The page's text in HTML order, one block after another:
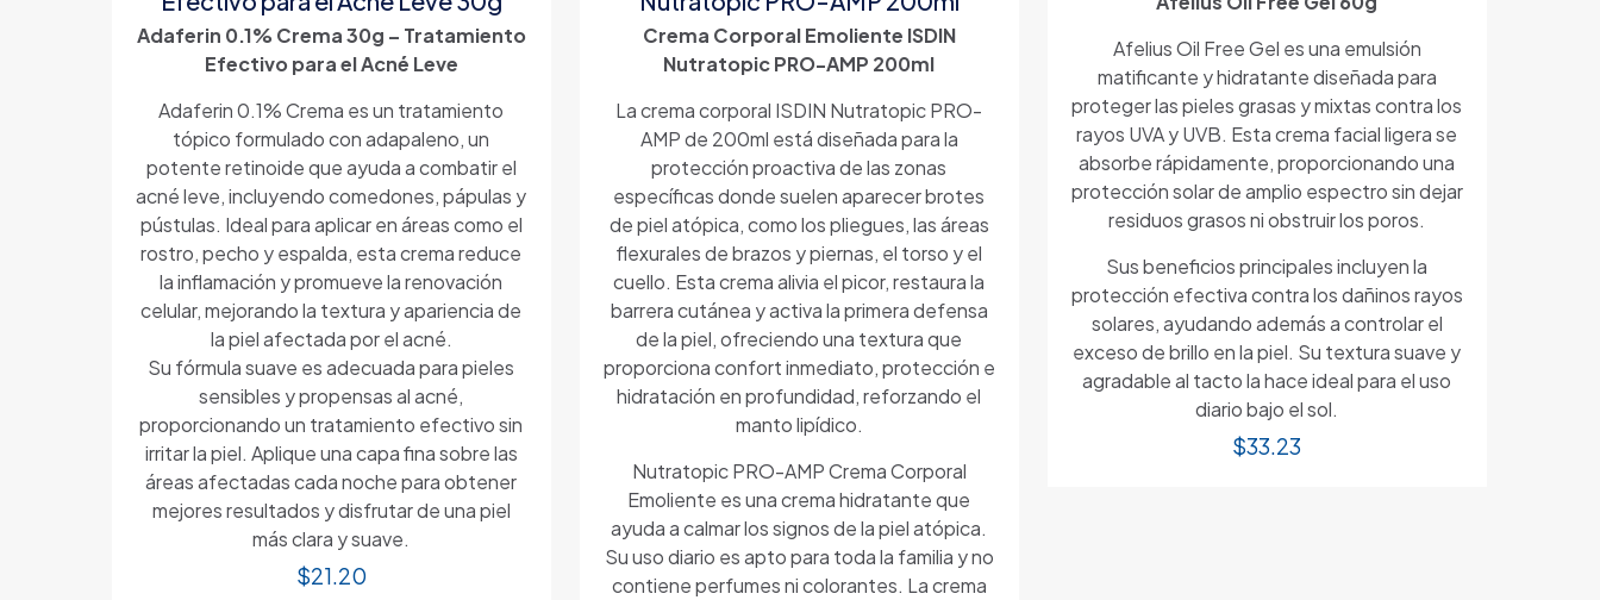
Adaferin 0.1% Crema 30g – Tratamiento
Efectivo para el Acné Leve
Adaferin 0.1% Crema es un tratamiento
tópico formulado con adapaleno, un
potente retinoide que ayuda a combatir el
acné leve, incluyendo comedones, pápulas y
pústulas. Ideal para aplicar en áreas como el
rostro, pecho y espalda, esta crema reduce
la inflamación y promueve la renovación
celular, mejorando la textura y apariencia de
la piel afectada por el acné.
Su fórmula suave es adecuada para pieles
sensibles y propensas al acné,
proporcionando un tratamiento efectivo sin
irritar la piel. Aplique una capa fina sobre las
áreas afectadas cada noche para obtener
mejores resultados y disfrutar de una piel
más clara y suave.
$21.20
Crema Corporal Emoliente ISDIN
Nutratopic PRO-AMP 200ml
La crema corporal ISDIN Nutratopic PRO-
AMP de 200ml está diseñada para la
protección proactiva de las zonas
específicas donde suelen aparecer brotes
de piel atópica, como los pliegues, las áreas
flexurales de brazos y piernas, el torso y el
cuello. Esta crema alivia el picor, restaura la
barrera cutánea y activa la primera defensa
de la piel, ofreciendo una textura que
proporciona confort inmediato, protección e
hidratación en profundidad, reforzando el
manto lipídico.
Nutratopic PRO-AMP Crema Corporal
Emoliente es una crema hidratante que
ayuda a calmar los signos de la piel atópica.
Su uso diario es apto para toda la familia y no
contiene perfumes ni colorantes. La crema
Afelius Oil Free Gel es una emulsión
matificante y hidratante diseñada para
proteger las pieles grasas y mixtas contra los
rayos UVA y UVB. Esta crema facial ligera se
absorbe rápidamente, proporcionando una
protección solar de amplio espectro sin dejar
residuos grasos ni obstruir los poros.
Sus beneficios principales incluyen la
protección efectiva contra los dañinos rayos
solares, ayudando además a controlar el
exceso de brillo en la piel. Su textura suave y
agradable al tacto la hace ideal para el uso
diario bajo el sol.
$33.23